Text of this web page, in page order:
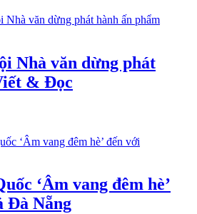
Nhà văn dừng phát
& Đọc
‘Âm vang đêm hè’
Đà Nẵng